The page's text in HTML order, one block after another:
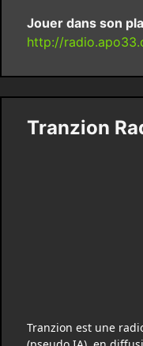
Jouer dans son
http://
Tranzion
Tranzion est une